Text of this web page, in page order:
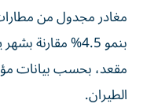
مقعد، بحسب بيانات
الطيران.